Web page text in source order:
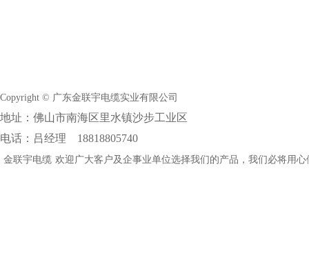
Copyright © 广东金联宇电缆实业有限公司
地址：佛山市南海区里水镇沙步工业区
电话：吕经理 18818805740
金联宇电缆 欢迎广大客户及企事业单位选择我们的产品，我们必将用心